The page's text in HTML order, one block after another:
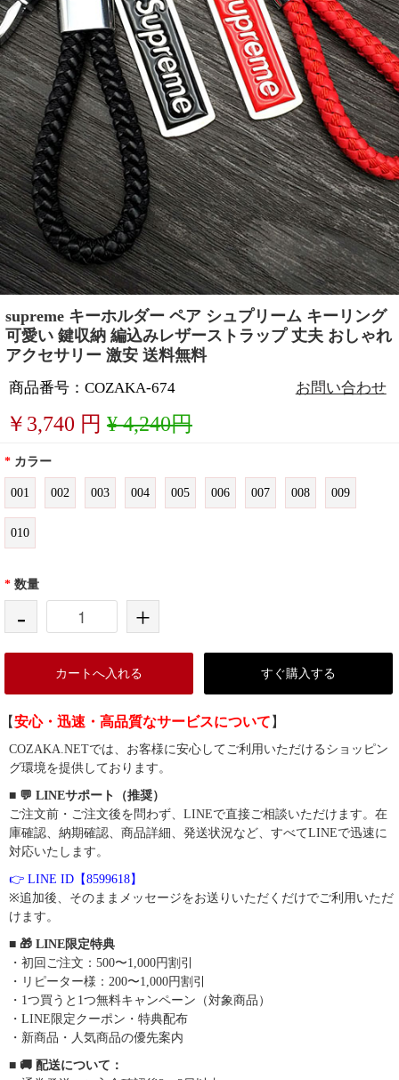
supreme キーホルダー ペア シュプリーム キーリング
可愛い 鍵収納 編込みレザーストラップ 丈夫 おしゃれ
アクセサリー 激安 送料無料
商品番号：COZAKA-674 お問い合わせ
￥ 3,740 円 ¥ 4,240円
* カラー
001 002 003 004 005 006 007 008 009
010
* 数量
- +
カートへ入れる すぐ購入する
【安心・迅速・高品質なサービスについて 】
COZAKA.NETでは、お客様に安心してご利用いただけるショッピン
グ環境を提供しております。
■ 💬 LINEサポート（推奨）
ご注文前・ご注文後を問わず、LINEで直接ご相談いただけます。在
庫確認、納期確認、商品詳細、発送状況など、すべてLINEで迅速に
対応いたします。
👉 LINE ID【8599618】
※追加後、そのままメッセージをお送りいただくだけでご利用いただ
けます。
■ 🎁 LINE限定特典
・初回ご注文：500〜1,000円割引
・リピーター様：200〜1,000円割引
・1つ買うと1つ無料キャンペーン（対象商品）
・LINE限定クーポン・特典配布
・新商品・人気商品の優先案内
■ 🚚 配送について：